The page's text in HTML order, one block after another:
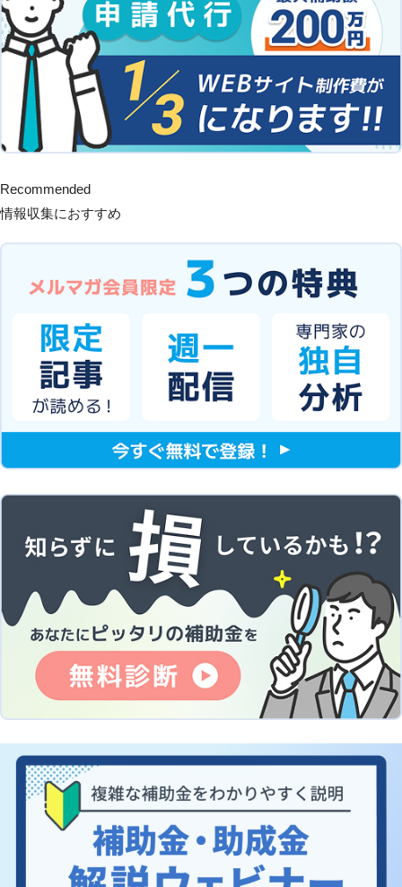
Recommended
情報収集におすすめ